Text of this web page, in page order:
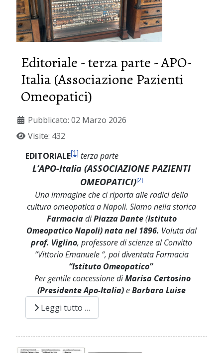
Editoriale - terza parte - APO-
Italia (Associazione Pazienti
Omeopatici)
Pubblicato: 02 Marzo 2026
Visite: 432
EDITORIALE[1] terza parte
L’APO-Italia (ASSOCIAZIONE PAZIENTI
OMEOPATICI)[2]
Una immagine che ci riporta alle radici della
cultura omeopatica a Napoli. Siamo nella storica
FarmaciadiPiazza Dante(Istituto
Omeopatico Napoli) nata nel 1896. Voluta dal
prof. Viglino, professore di scienze al Convitto
“Vittorio Emanuele “, poi diventata Farmacia
“Istituto Omeopatico”
Per gentile concessione diMarisa Certosino
(Presidente Apo-Italia)eBarbara Luise
Leggi tutto …